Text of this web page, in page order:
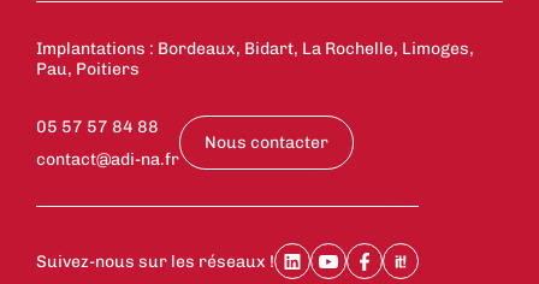
Implantations : Bordeaux, Bidart, La Rochelle, Limoges,
Pau, Poitiers
05 57 57 84 88
contact@adi-na.fr
Nous contacter
Suivez-nous sur les réseaux !